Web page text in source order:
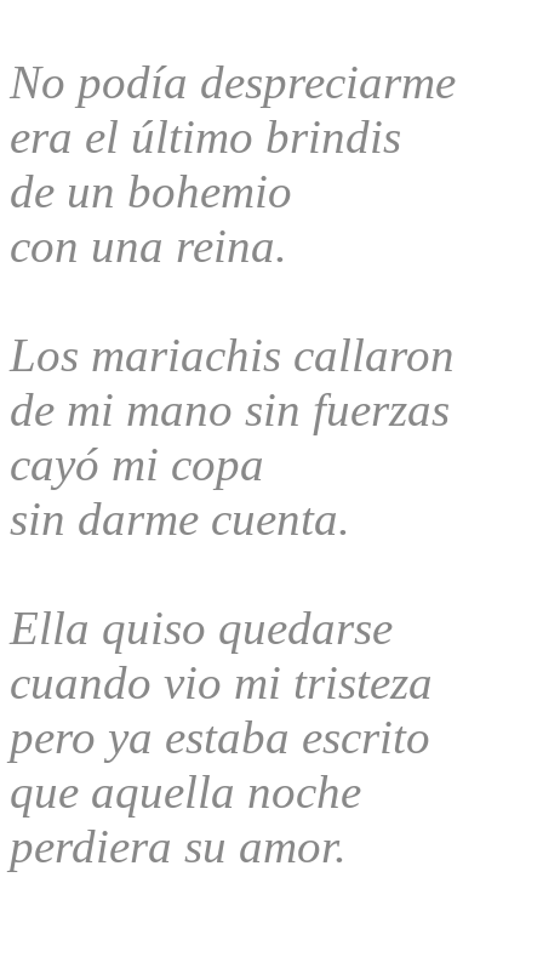
No podía despreciarme
era el último brindis
de un bohemio
con una reina.
Los mariachis callaron
de mi mano sin fuerzas
cayó mi copa
sin darme cuenta.
Ella quiso quedarse
cuando vio mi tristeza
pero ya estaba escrito
que aquella noche
perdiera su amor.